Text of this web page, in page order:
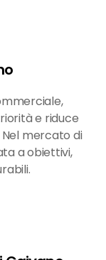
e riduce
mercato di
a obiettivi,